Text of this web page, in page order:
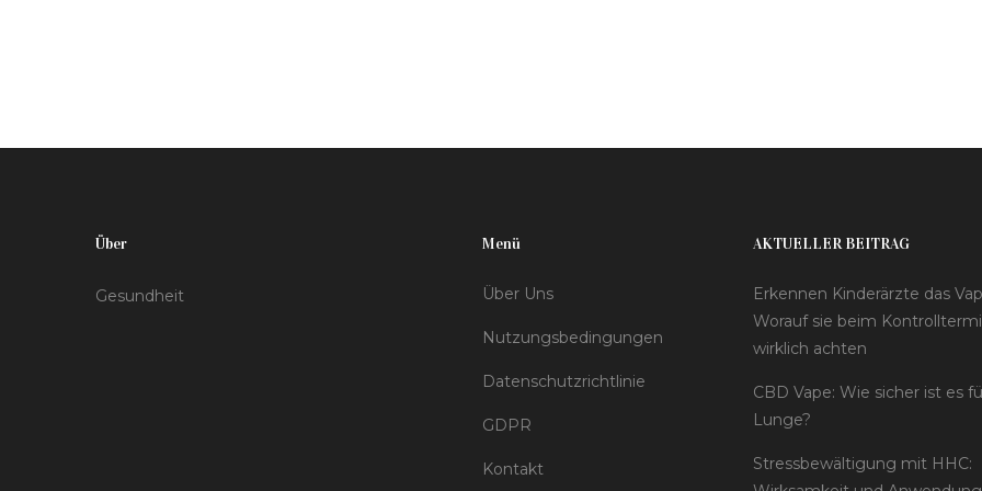
Über
Gesundheit
Menü
Über Uns
Nutzungsbedingungen
Datenschutzrichtlinie
GDPR
Kontakt
AKTUELLER BEITRAG
Erkennen Kinderärzte das
Worauf sie beim
wirklich achten
CBD Vape: Wie sicher ist es
Lunge?
Stressbewältigung mit HHC: